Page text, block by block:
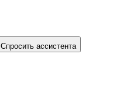
Спросить ассистента